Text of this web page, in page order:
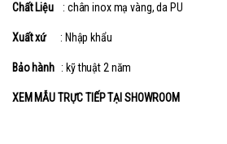
Chất Liệu: chân inox mạ vàng, da PU
Xuất xứ : Nhập khẩu
Bảo hành : kỹ thuật 2 năm
XEM MẪU TRỰC TIẾP TẠI SHOWROOM